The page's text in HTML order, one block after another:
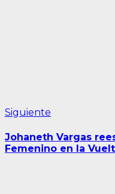
Siguiente
Johaneth Vargas
Femenino en la